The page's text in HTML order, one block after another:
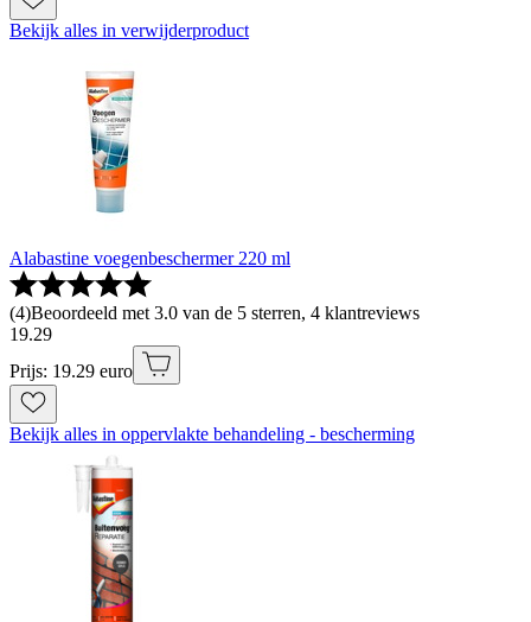
Bekijk alles in verwijderproduct
Alabastine voegenbeschermer 220 ml
(4)Beoordeeld met 3.0 van de 5 sterren, 4 klantreviews
19.29
Prijs: 19.29 euro
Bekijk alles in oppervlakte behandeling - bescherming